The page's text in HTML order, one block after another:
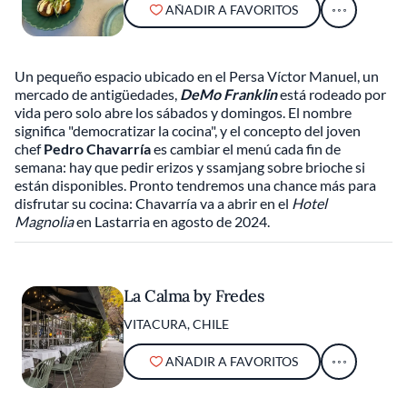
AÑADIR A FAVORITOS
Un pequeño espacio ubicado en el Persa Víctor Manuel, un
mercado de antigüedades, DeMo Franklinestá rodeado por
vida pero solo abre los sábados y domingos. El nombre
significa "democratizar la cocina", y el concepto del joven
chefPedro Chavarríaes cambiar el menú cada fin de
semana: hay que pedir erizos y ssamjang sobre brioche si
están disponibles. Pronto tendremos una chance más para
disfrutar su cocina: Chavarría va a abrir en el Hotel
Magnoliaen Lastarria en agosto de 2024.
La Calma by Fredes
VITACURA, CHILE
AÑADIR A FAVORITOS